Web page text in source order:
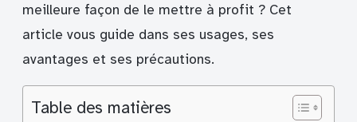
meilleure façon de le mettre à profit ? Cet
article vous guide dans ses usages, ses
avantages et ses précautions.
Table des matières